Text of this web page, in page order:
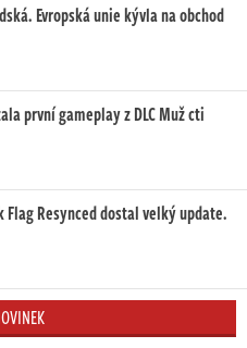
Evropská unie kývla na obchod
první gameplay z DLC Muž cti
Flag Resynced dostal velký update.